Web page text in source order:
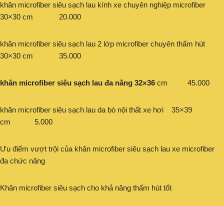
khăn microfiber siêu sạch lau kính xe chuyên nghiệp microfiber
30×30 cm 20.000
khăn microfiber siêu sạch lau 2 lớp microfiber chuyên thấm hút
30×30 cm 35.000
khăn microfiber siêu sạch lau đa năng 32×36 cm 45.000
khăn microfiber siêu sạch lau da bò nội thất xe hơi 35×39
cm 5.000
Ưu điểm vượt trội của khăn microfiber siêu sạch lau xe microfiber
đa chức năng
Khăn microfiber siêu sạch cho khả năng thấm hút tốt